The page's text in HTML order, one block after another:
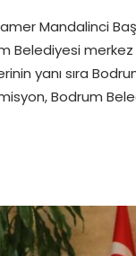
Mandalinci
merkez
yanı sıra
Bodrum